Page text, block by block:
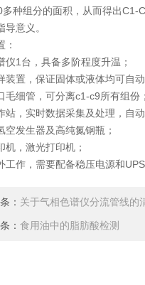
种组分的面积，从而得出C1-
导意义。
：
仪1台，具备多阶程度升温；
装置，保证固体或液体均可自动
毛细管，可分离c1-c9所有组份；
站，实时数据采集及处理，自
空发生器及高纯氮钢瓶；
机，激光打印机；
工作，需要配备稳压电源和UPS
： 关于气相色谱仪分流管线的
： 食用油中的脂肪酸检测